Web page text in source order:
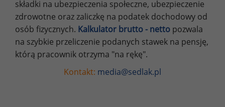
składki na ubezpieczenia społeczne, ubezpieczenie
zdrowotne oraz zaliczkę na podatek dochodowy od
osób fizycznych. Kalkulator brutto - netto pozwala
na szybkie przeliczenie podanych stawek na pensję,
którą pracownik otrzyma "na rękę".
Kontakt: media@sedlak.pl